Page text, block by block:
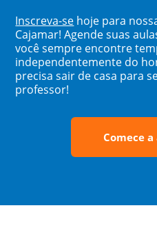
Inscreva-se hoje para
Cajamar! Agende suas
você sempre encontre
independentemente do
precisa sair de casa para
professor!
Comece